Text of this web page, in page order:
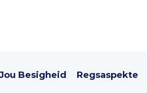
Besigheid Regsaspekte